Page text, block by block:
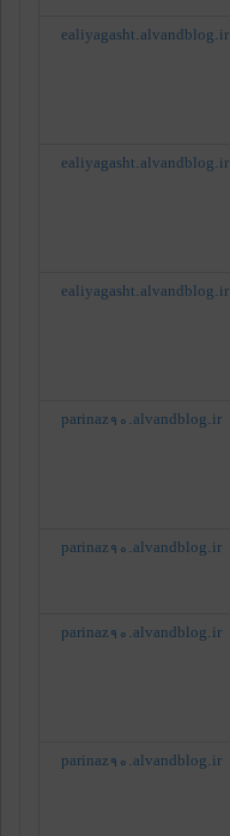
ealiyagasht.alvandblog.ir
ealiyagasht.alvandblog.ir
ealiyagasht.alvandblog.ir
parinaz90.alvandblog.ir
parinaz90.alvandblog.ir
parinaz90.alvandblog.ir
parinaz90.alvandblog.ir